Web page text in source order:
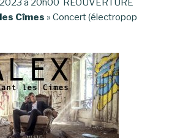
2023 à 20h00 RÉOUVERTURE
Cîmes » Concert (électropop